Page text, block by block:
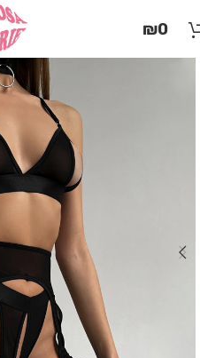
זֶה
תַּפְרִיט
הֵנְּגִישׁוּת
₪0